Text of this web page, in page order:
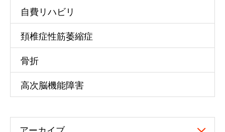
自費リハビリ
頚椎症性筋萎縮症
骨折
高次脳機能障害